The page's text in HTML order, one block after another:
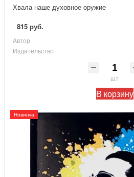
Хвала наше духовное оружие
815 руб.
Автор
Издательство
шт
В корзину
Новинка